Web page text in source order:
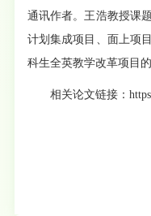
通讯作者。王浩教授课
计划集成项目、面上项
科生全英教学改革项目的
相关论文链接：